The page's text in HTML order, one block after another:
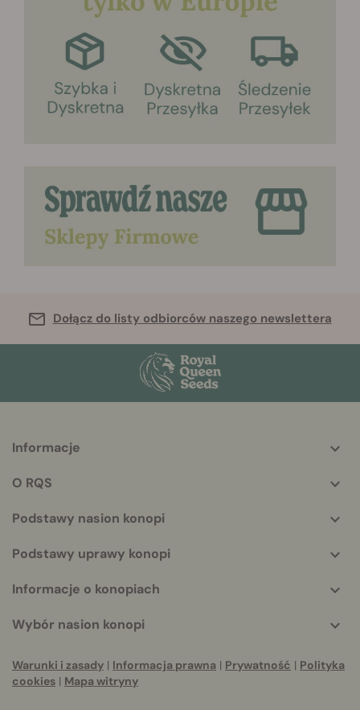
Dołącz do listy odbiorców naszego newslettera
info
Informacje
O RQS
Podstawy nasion konopi
Podstawy uprawy konopi
Informacje o konopiach
Wybór nasion konopi
Warunki i zasady | Informacja prawna | Prywatność | Polityka
cookies | Mapa witryny